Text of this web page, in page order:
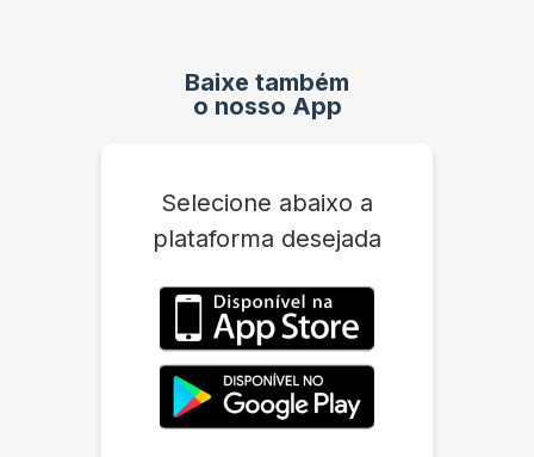
Baixe também
o nosso App
Selecione abaixo a
plataforma desejada